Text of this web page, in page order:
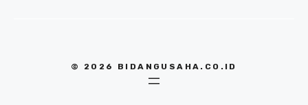
© 2026 BIDANGUSAHA.CO.ID